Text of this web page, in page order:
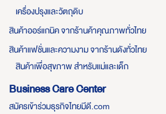
เครื่องปรุงและวัตถุดิบ
สินค้าออร์แกนิค จากร้านค้าคุณภาพทั่วไทย
สินค้าแฟชั่นและความงาม จากร้านดังทั่วไทย
สินค้าเพื่อสุขภาพ สำหรับแม่และเด็ก
Business Care Center
สมัครเข้าร่วมธุรกิจไทยมีดี.com